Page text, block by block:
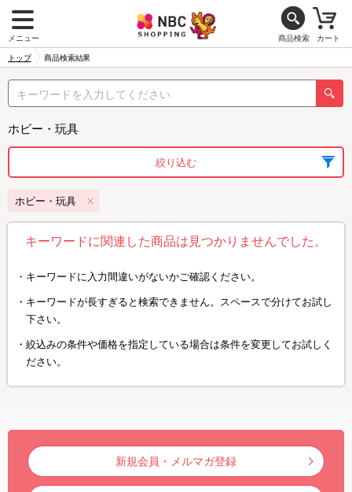
メニュー 商品検索 カート
トップ 商品検索結果
ホビー・玩具
絞り込む
ホビー・玩具
キーワードに関連した商品は見つかりませんでした。
キーワードに入力間違いがないかご確認ください。
キーワードが長すぎると検索できません。スペースで分けてお試し
下さい。
絞込みの条件や価格を指定している場合は条件を変更してお試しく
ださい。
新規会員・メルマガ登録